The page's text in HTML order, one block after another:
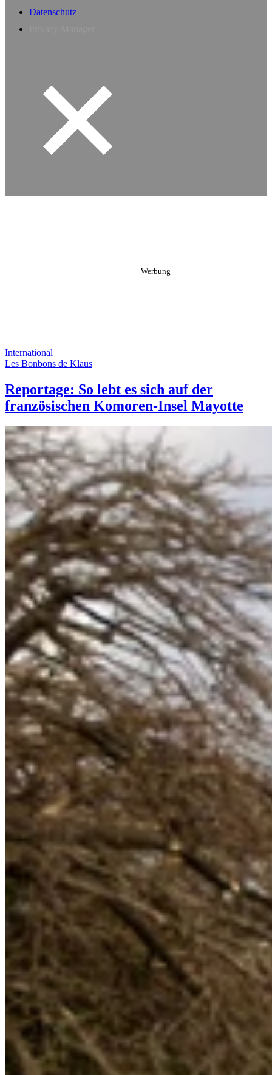
Datenschutz
International
Les Bonbons de Klaus
Reportage: So lebt es sich auf der
französischen Komoren-Insel Mayotte